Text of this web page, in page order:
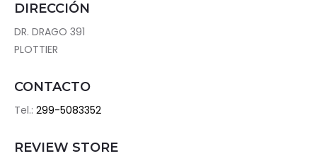
DIRECCIÓN
DR. DRAGO 391
PLOTTIER
CONTACTO
Tel.: 299-5083352
REVIEW STORE